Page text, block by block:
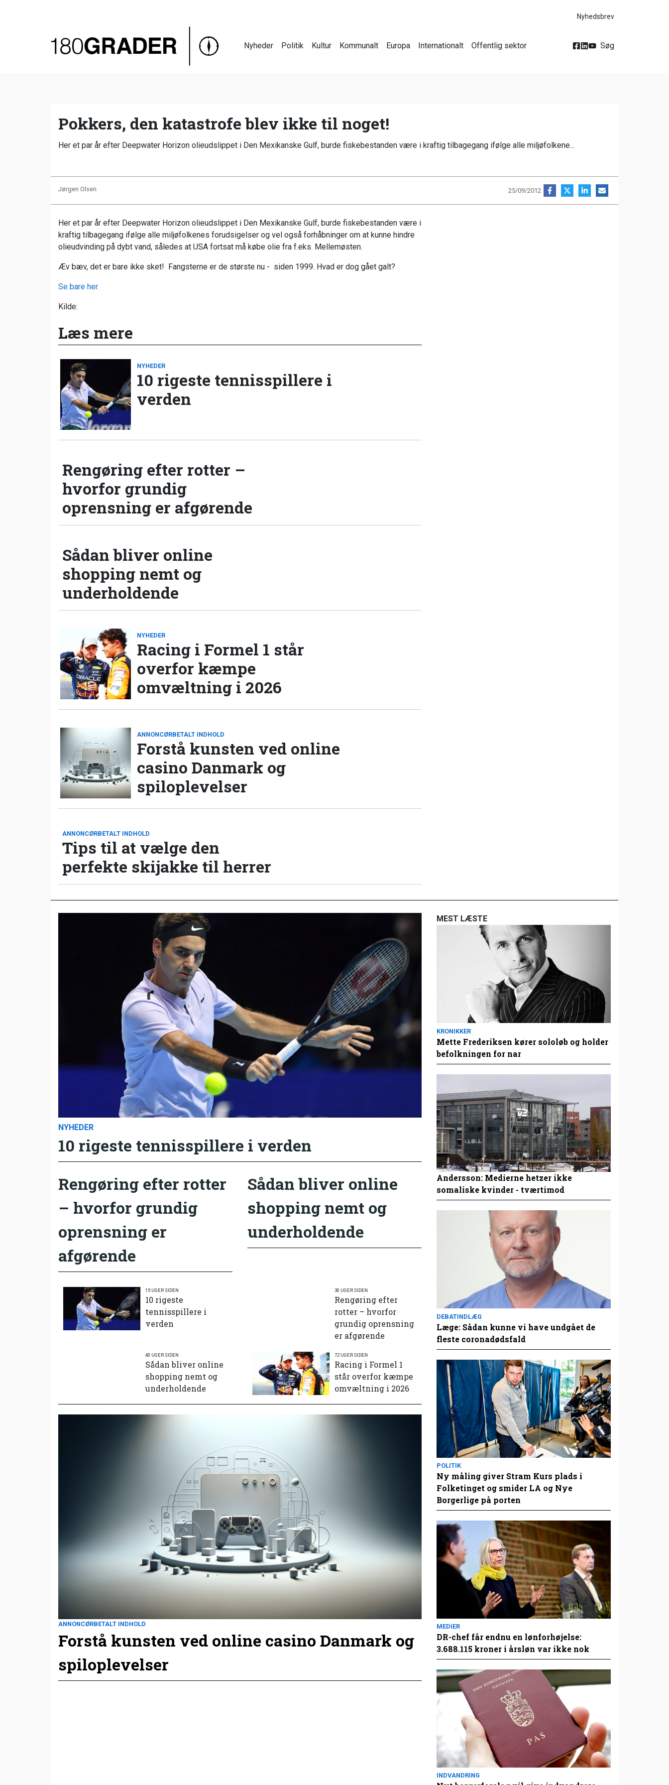
Nyhedsbrev
Nyheder Politik Kultur Kommunalt Europa Internationalt Offentlig sektor Søg
Pokkers, den katastrofe blev ikke til noget!
Her et par år efter Deepwater Horizon olieudslippet i Den Mexikanske Gulf, burde fiskebestanden være i kraftig tilbagegang ifølge alle miljøfolkene...
Jørgen Olsen 25/09/2012
Her et par år efter Deepwater Horizon olieudslippet i Den Mexikanske Gulf, burde fiskebestanden være i
kraftig tilbagegang ifølge alle miljøfolkenes forudsigelser og vel også forhåbninger om at kunne hindre
olieudvinding på dybt vand, således at USA fortsat må købe olie fra f.eks. Mellemøsten.
Æv bæv, det er bare ikke sket! Fangsterne er de største nu - siden 1999. Hvad er dog gået galt?
Se bare her.
Kilde:
Læs mere
NYHEDER
10 rigeste tennisspillere i
verden
Rengøring efter rotter –
hvorfor grundig
oprensning er afgørende
Sådan bliver online
shopping nemt og
underholdende
NYHEDER
Racing i Formel 1 står
overfor kæmpe
omvæltning i 2026
ANNONCØRBETALT INDHOLD
Forstå kunsten ved online
casino Danmark og
spiloplevelser
ANNONCØRBETALT INDHOLD
Tips til at vælge den
perfekte skijakke til herrer
NYHEDER
10 rigeste tennisspillere i verden
Rengøring efter rotter
– hvorfor grundig
oprensning er
afgørende
Sådan bliver online
shopping nemt og
underholdende
15 UGER SIDEN
10 rigeste
tennisspillere i
verden
30 UGER SIDEN
Rengøring efter
rotter – hvorfor
grundig oprensning
er afgørende
40 UGER SIDEN
Sådan bliver online
shopping nemt og
underholdende
72 UGER SIDEN
Racing i Formel 1
står overfor kæmpe
omvæltning i 2026
ANNONCØRBETALT INDHOLD
Forstå kunsten ved online casino Danmark og
spiloplevelser
MEST LÆSTE
KRONIKKER
Mette Frederiksen kører sololøb og holder
befolkningen for nar
Andersson: Medierne hetzer ikke
somaliske kvinder - tværtimod
DEBATINDLÆG
Læge: Sådan kunne vi have undgået de
fleste coronadødsfald
POLITIK
Ny måling giver Stram Kurs plads i
Folketinget og smider LA og Nye
Borgerlige på porten
MEDIER
DR-chef får endnu en lønforhøjelse:
3.688.115 kroner i årsløn var ikke nok
INDVANDRING